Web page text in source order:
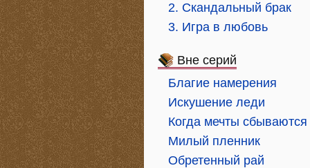
2. Скандальный брак
3. Игра в любовь
Вне серий
Благие намерения
Искушение леди
Когда мечты сбываются
Милый пленник
Обретенный рай